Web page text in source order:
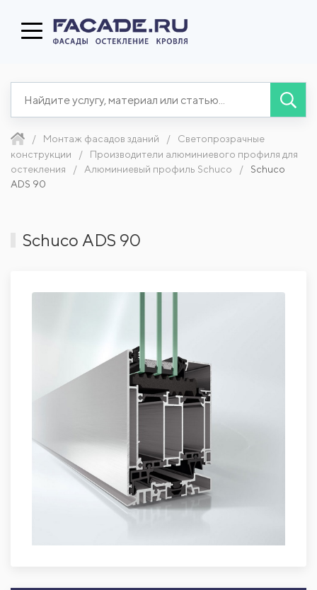
Монтаж фасадов зданий
Светопрозрачные
конструкции
Производители алюминиевого профиля для
остекления
Алюминиевый профиль Schuco
Schuco
ADS 90
Schuco ADS 90